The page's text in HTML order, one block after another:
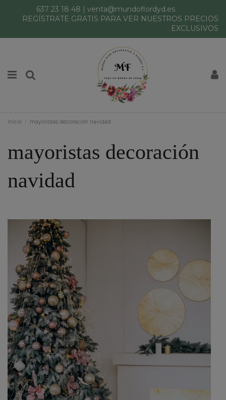
637 23 18 48 | venta@mundoflordyd.es
REGÍSTRATE GRATIS PARA VER NUESTROS PRECIOS
EXCLUSIVOS
Inicio mayoristas decoración navidad
mayoristas decoración
navidad